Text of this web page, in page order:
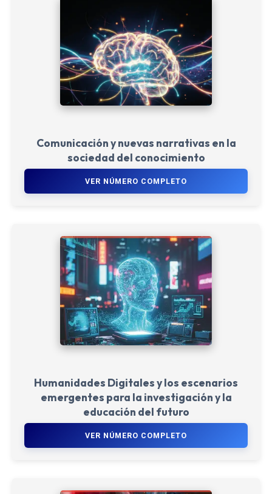
Comunicación y nuevas narrativas en la
sociedad del conocimiento
VER NÚMERO COMPLETO
Humanidades Digitales y los escenarios
emergentes para la investigación y la
educación del futuro
VER NÚMERO COMPLETO